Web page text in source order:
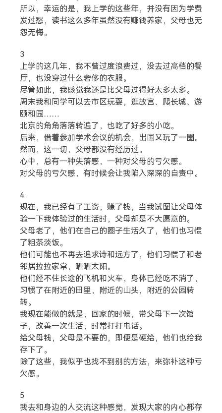
所以，幸运的是，我上学的这些年，并没有因为学费
发过愁，读书这么多年虽然没有赚钱养家，父母也无
怨无悔。
3
上学的这几年，我不曾过度浪费过，没去过高档的餐
厅，也没穿过什么奢侈的衣服。
尽管如此，我感觉我还是比父母过得好太多太多。
周末我和同学可以去市区玩耍，逛故宫、爬长城、游
颐和园……
北京的角角落落转遍了，也吃了好多的小吃。
后来，借着参加学术会议的机会，出国又玩了一圈。
然而，这一切，父母都没有经历过。
心中，总有一种失落感，一种对父母的亏欠感。
对父母的亏欠感，有时候会让我陷入深深的自责中。
4
现在，我已经有了工资，赚了钱，当我试图让父母体
验一下我体验过的生活时，父母却是不大愿意的。
父母老了，他们在自己的圈子生活久了，他们也习惯
了粗茶淡饭。
他们可能也不再去追求诗和远方了，他们习惯了和老
邻居拉拉家常，晒晒太阳。
他们经不住长途的飞机和火车，身体已经吃不消了，
习惯了在附近的田里，附近的山头，附近的公园转
转。
我现在能做的就是，回家的时候，带父母下一次馆
子，改善一次生活，时常打打电话。
给父母钱，父母是不要的，即便是硬给，他们也给我
存下了。
除了这些，我似乎也找不到别的方法，来弥补这种亏
欠感。
5
我去和身边的人交流这种感觉，发现大家的内心都存